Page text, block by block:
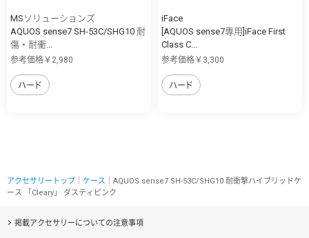
MSソリューションズ
AQUOS sense7 SH-53C/SHG10 耐
傷・耐衝...
参考価格￥2,980
ハード
iFace
[AQUOS sense7専用]iFace First
Class C...
参考価格￥3,300
ハード
アクセサリートップ ケース ｜AQUOS sense7 SH-53C/SHG10 耐衝撃ハイブリッドケ
ース 「Cleary」 ダスティピンク
掲載アクセサリーについての注意事項